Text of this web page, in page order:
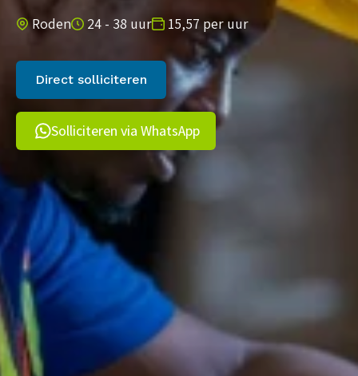
Roden 24 - 38 uur 15,57 per uur
Direct solliciteren
Solliciteren via WhatsApp